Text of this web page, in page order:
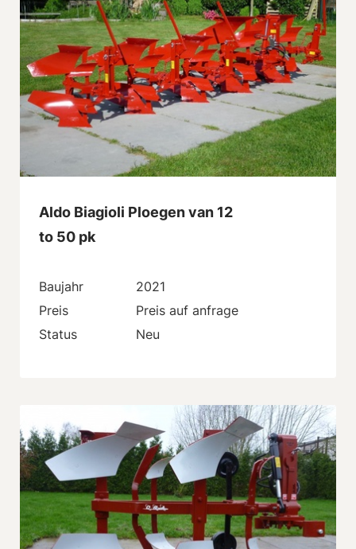
Aldo Biagioli Ploegen van 12
to 50 pk
Baujahr
2021
Preis
Preis auf anfrage
Status
Neu